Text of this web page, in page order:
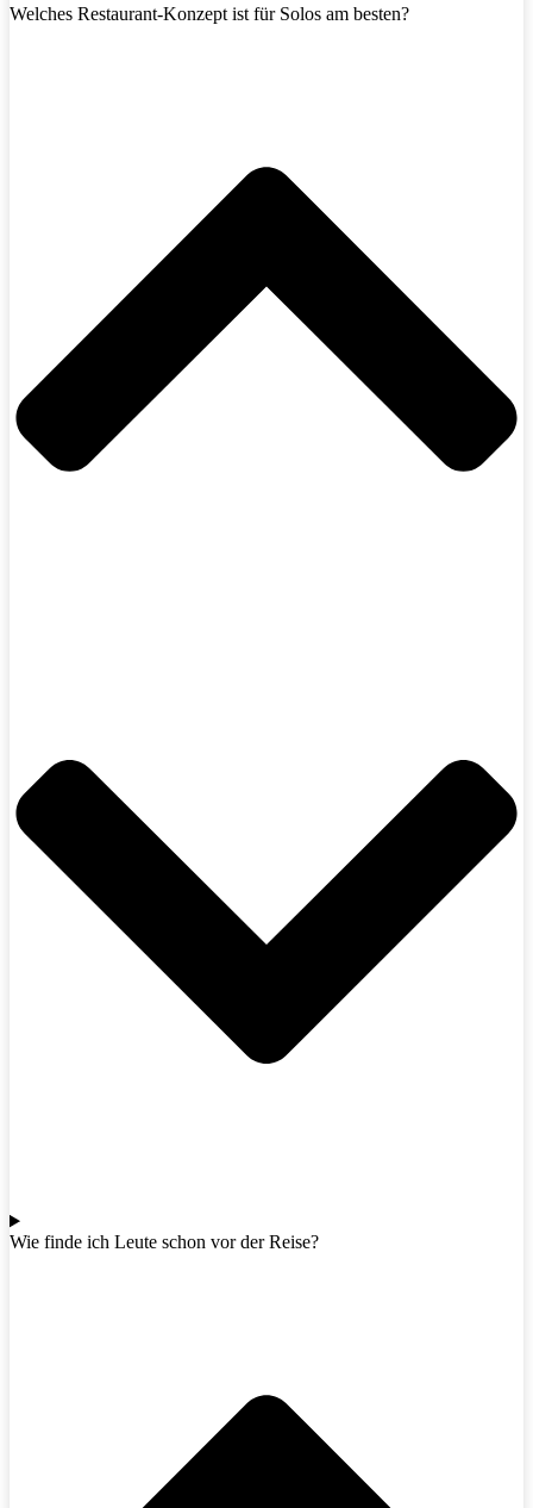
Welches Restaurant-Konzept ist für Solos am besten?
Wie finde ich Leute schon vor der Reise?